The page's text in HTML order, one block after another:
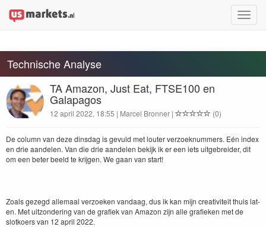
Toggle
Technische Analyse
TA Amazon, Just Eat, FTSE100 en
Galapagos
12 april 2022, 18:55 | Marcel Bronner | (0)
De col­umn van deze dins­dag is gevuld met louter ver­zoeknum­mers. Eén index
en drie aan­de­len. Van die drie aan­de­len bek­ijk ik er een iets uit­ge­brei­der, dit
om een beter beeld te kri­j­gen. We gaan van start!
Zoals gezegd alle­maal ver­zoeken van­daag, dus ik kan mijn cre­ativiteit thuis lat­
en. Met uit­zon­der­ing van de grafiek van Ama­zon zijn alle grafieken met de
slotko­ers van 12 april 2022.